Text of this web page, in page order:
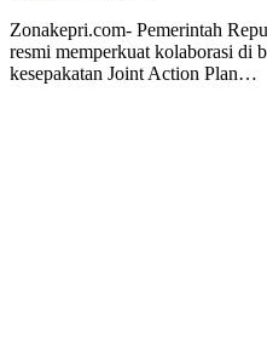
Zonakepri.com- Pemerintah
resmi memperkuat kolaborasi di
kesepakatan Joint Action Plan…